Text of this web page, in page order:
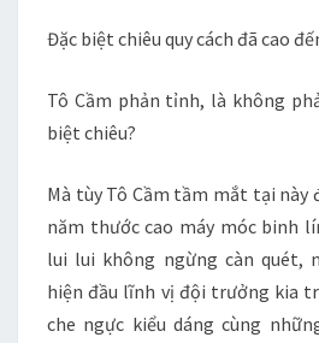
Đặc biệt chiêu quy cách đã cao
Tô Cầm phản tỉnh, là không
biệt chiêu?
Mà tùy Tô Cầm tầm mắt tại
năm thước cao máy móc binh
lui lui không ngừng càn quét,
hiện đầu lĩnh vị đội trưởng kia
che ngực kiểu dáng cùng